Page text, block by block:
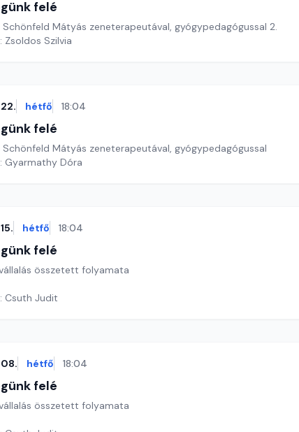
felé
Mátyás zeneterapeutával, gyógypedagógussal 2.
Zsoldos Szilvia
hétfő 18:04
felé
Mátyás zeneterapeutával, gyógypedagógussal
Gyarmathy Dóra
hétfő 18:04
felé
összetett folyamata
Csuth Judit
hétfő 18:04
felé
összetett folyamata